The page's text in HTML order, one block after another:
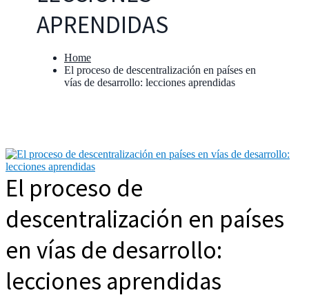
APRENDIDAS
Home
El proceso de descentralización en países en
vías de desarrollo: lecciones aprendidas
El proceso de
descentralización en países
en vías de desarrollo:
lecciones aprendidas